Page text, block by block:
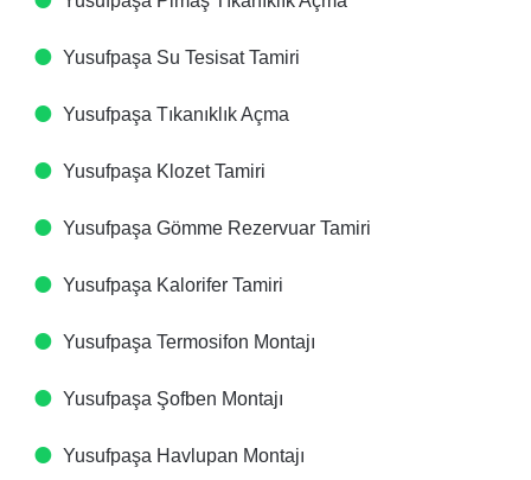
Yusufpaşa Su Tesisat Tamiri
Yusufpaşa Tıkanıklık Açma
Yusufpaşa Klozet Tamiri
Yusufpaşa Gömme Rezervuar Tamiri
Yusufpaşa Kalorifer Tamiri
Yusufpaşa Termosifon Montajı
Yusufpaşa Şofben Montajı
Yusufpaşa Havlupan Montajı